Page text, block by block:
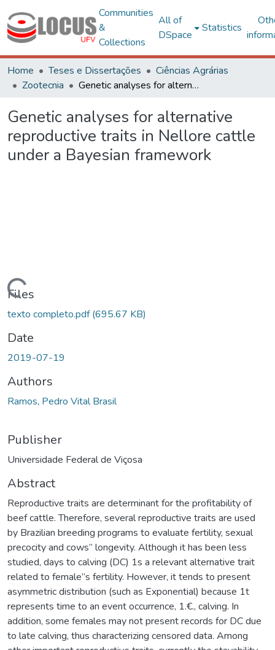
Communities
&
Collections
All of
DSpace
Statistics
Home Teses e Dissertações
Ciências Agrárias
Zootecnia
Genetic analyses for alternative reproductive traits in Nellore cattle under a Bayesian framework
Genetic analyses for alternative
reproductive traits in Nellore cattle
under a Bayesian framework
Files
texto completo.pdf(695.67 KB)
Date
2019-07-19
Authors
Ramos, Pedro Vital Brasil
Publisher
Universidade Federal de Viçosa
Abstract
Reproductive traits are determinant for the profitability of
beef cattle. Therefore, several reproductive traits are used
by Brazilian breeding programs to evaluate fertility, sexual
precocity and cows” longevity. Although it has been less
studied, days to calving (DC) 1s a relevant alternative trait
related to female”s fertility. However, it tends to present
asymmetric distribution (such as Exponential) because 1t
represents time to an event occurrence, 1.€., calving. In
addition, some females may not present records for DC due
to late calving, thus characterizing censored data. Among